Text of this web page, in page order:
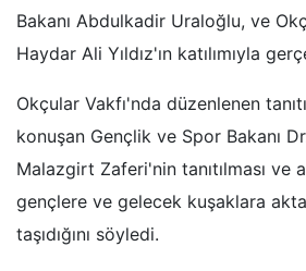
Bakanı Abdulkadir Uraloğlu, ve
Haydar Ali Yıldız'ın katılımıyla
Okçular Vakfı'nda düzenlenen
konuşan Gençlik ve Spor Bakanı
Malazgirt Zaferi'nin tanıtılması ve
gençlere ve gelecek kuşaklara
taşıdığını söyledi.